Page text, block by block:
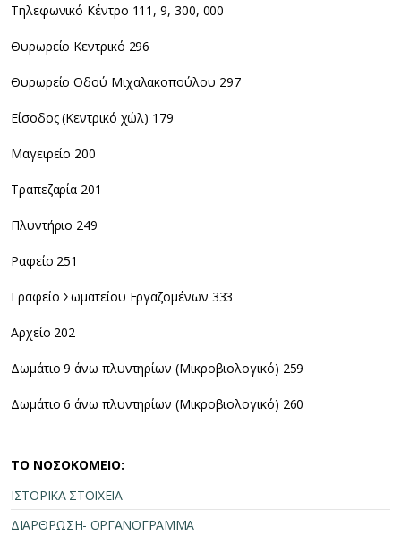
Τηλεφωνικό Κέντρο 111, 9, 300, 000
Θυρωρείο Κεντρικό 296
Θυρωρείο Οδού Μιχαλακοπούλου 297
Είσοδος (Κεντρικό χώλ) 179
Μαγειρείο 200
Τραπεζαρία 201
Πλυντήριο 249
Ραφείο 251
Γραφείο Σωματείου Εργαζομένων 333
Αρχείο 202
Δωμάτιο 9 άνω πλυντηρίων (Μικροβιολογικό) 259
Δωμάτιο 6 άνω πλυντηρίων (Μικροβιολογικό) 260
ΤΟ ΝΟΣΟΚΟΜΕΙΟ:
ΙΣΤΟΡΙΚΑ ΣΤΟΙΧΕΙΑ
ΔΙΑΡΘΡΩΣΗ- ΟΡΓΑΝΟΓΡΑΜΜΑ